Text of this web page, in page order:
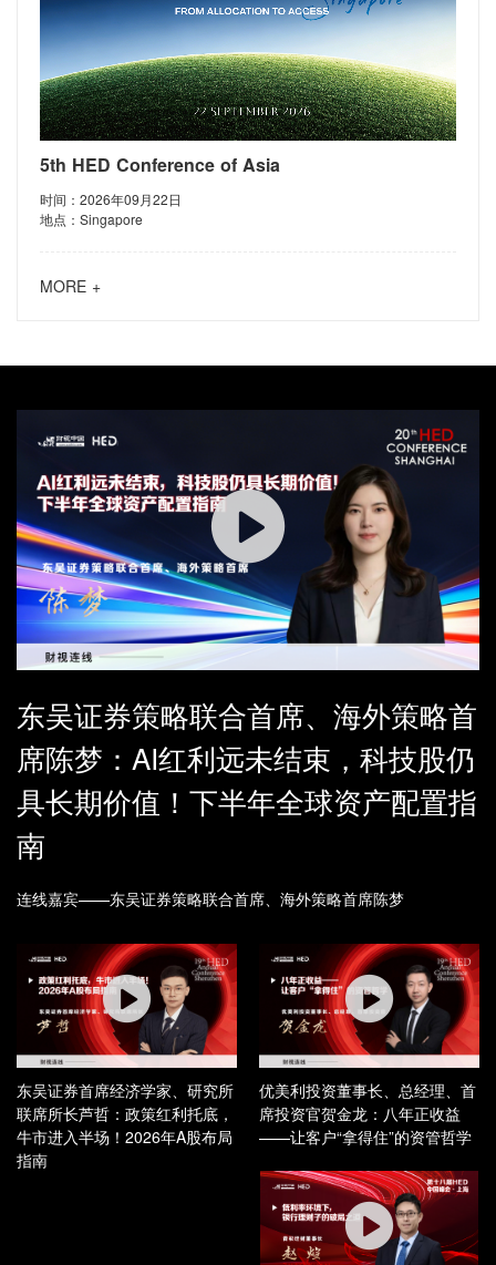
5th HED Conference of Asia
时间：2026年09月22日
地点：Singapore
MORE +
东吴证券策略联合首席、海外策略首
席陈梦：AI红利远未结束，科技股仍
具长期价值！下半年全球资产配置指
南
连线嘉宾——东吴证券策略联合首席、海外策略首席陈梦
东吴证券首席经济学家、研究所
联席所长芦哲：政策红利托底，
牛市进入半场！2026年A股布局
指南
优美利投资董事长、总经理、首
席投资官贺金龙：八年正收益
——让客户“拿得住”的资管哲学